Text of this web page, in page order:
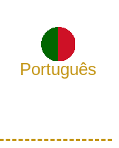
Português